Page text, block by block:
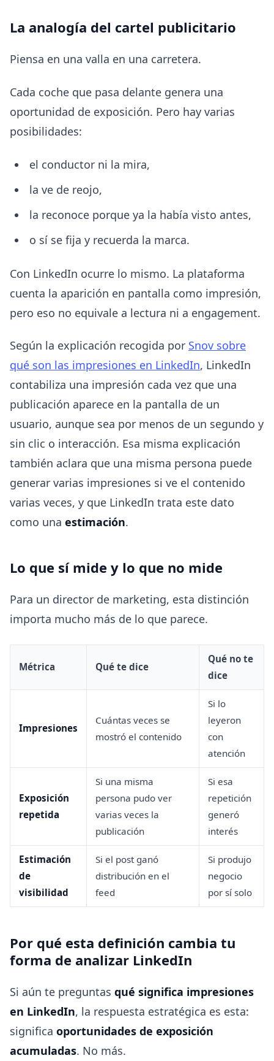
La analogía del cartel publicitario
Piensa en una valla en una carretera.
Cada coche que pasa delante genera una
oportunidad de exposición. Pero hay varias
posibilidades:
el conductor ni la mira,
la ve de reojo,
la reconoce porque ya la había visto antes,
o sí se fija y recuerda la marca.
Con LinkedIn ocurre lo mismo. La plataforma
cuenta la aparición en pantalla como impresión,
pero eso no equivale a lectura ni a engagement.
Según la explicación recogida por Snov sobre
qué son las impresiones en LinkedIn, LinkedIn
contabiliza una impresión cada vez que una
publicación aparece en la pantalla de un
usuario, aunque sea por menos de un segundo y
sin clic o interacción. Esa misma explicación
también aclara que una misma persona puede
generar varias impresiones si ve el contenido
varias veces, y que LinkedIn trata este dato
como una estimación.
Lo que sí mide y lo que no mide
Para un director de marketing, esta distinción
importa mucho más de lo que parece.
Métrica Qué te dice
Qué no te
dice
Impresiones
Cuántas veces se
mostró el contenido
Si lo
leyeron
con
atención
Exposición
repetida
Si una misma
persona pudo ver
varias veces la
publicación
Si esa
repetición
generó
interés
Estimación
de
visibilidad
Si el post ganó
distribución en el
feed
Si produjo
negocio
por sí solo
Por qué esta definición cambia tu
forma de analizar LinkedIn
Si aún te preguntas qué significa impresiones
en LinkedIn, la respuesta estratégica es esta:
significa oportunidades de exposición
acumuladas. No más.